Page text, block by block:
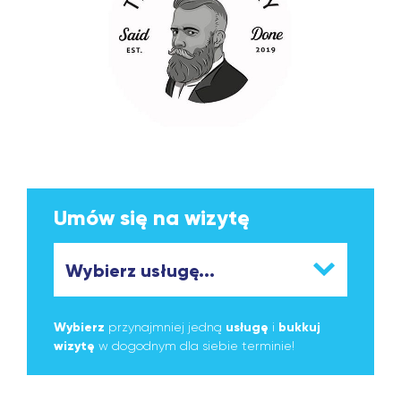
Umów się na wizytę
Wybierz przynajmniej jedną usługę i bukkuj
wizytę w dogodnym dla siebie terminie!